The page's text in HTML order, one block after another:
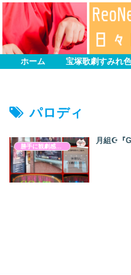
ホーム 宝塚歌劇すみれ色
パロディ
月組☪︎『